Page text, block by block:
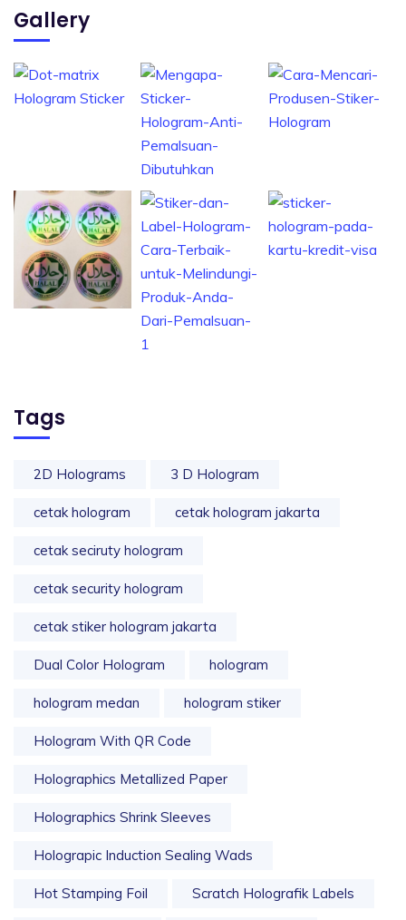
Gallery
Tags
2D Holograms 3 D Hologram
cetak hologram cetak hologram jakarta
cetak seciruty hologram
cetak security hologram
cetak stiker hologram jakarta
Dual Color Hologram hologram
hologram medan hologram stiker
Hologram With QR Code
Holographics Metallized Paper
Holographics Shrink Sleeves
Holograpic Induction Sealing Wads
Hot Stamping Foil Scratch Holografik Labels